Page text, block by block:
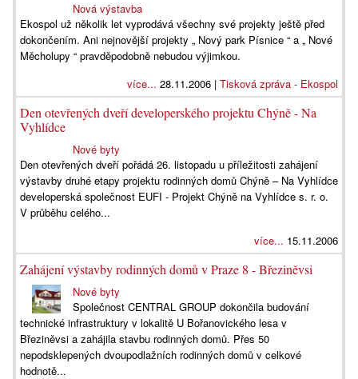
Nová výstavba
Ekospol už několik let vyprodává všechny své projekty ještě před
dokončením. Ani nejnovější projekty „ Nový park Písnice “ a „ Nové
Měcholupy “ pravděpodobně nebudou výjimkou.
více... 28.11.2006 | Tisková zpráva - Ekospol
Den otevřených dveří developerského projektu Chýně - Na
Vyhlídce
Nové byty
Den otevřených dveří pořádá 26. listopadu u příležitosti zahájení
výstavby druhé etapy projektu rodinných domů Chýně – Na Vyhlídce
developerská společnost EUFI - Projekt Chýně na Vyhlídce s. r. o.
V průběhu celého...
více... 15.11.2006
Zahájení výstavby rodinných domů v Praze 8 - Březiněvsi
Nové byty
Společnost CENTRAL GROUP dokončila budování
technické infrastruktury v lokalitě U Bořanovického lesa v
Březiněvsi a zahájila stavbu rodinných domů. Přes 50
nepodsklepených dvoupodlažních rodinných domů v celkové
hodnotě...